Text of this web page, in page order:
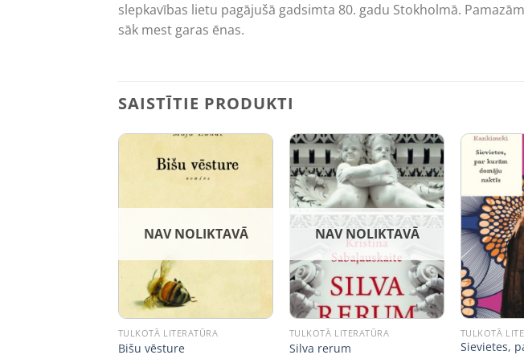
slepkavības lietu pagājušā gadsimta 80. gadu Stokholmā.
sāk mest garas ēnas.
SAISTĪTIE PRODUKTI
NAV NOLIKTAVĀ
TULKOTĀ LITERATŪRA
Bišu vēsture
NAV NOLIKTAVĀ
TULKOTĀ LITERATŪRA
Silva rerum
TULKOTĀ
Sievietes,